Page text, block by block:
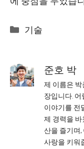
Categories
기술
준호 박
제 이름은
장입니다.
이야기를 전
제 경력을
산을 즐기며
사랑을 키워